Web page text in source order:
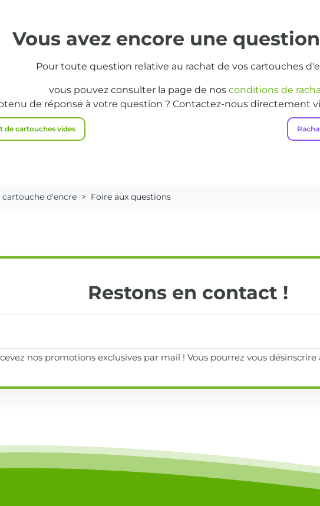
Vous avez encore une
Pour toute question relative au rachat de vos cartouches
vous pouvez consulter la page de nos conditions de
de réponse à votre question ? Contactez-nous directement
de cartouches vides
cartouche d'encre Foire aux questions
Restons en contact !
nos promotions exclusives par mail ! Vous pourrez vous